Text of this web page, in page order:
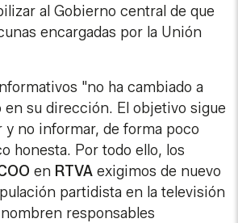
al Gobierno central de que
encargadas por la Unión
"no ha cambiado a
en su dirección. El objetivo sigue
y no informar, de forma poco
honesta. Por todo ello, los
en RTVAexigimos de nuevo
partidista en la televisión
responsables